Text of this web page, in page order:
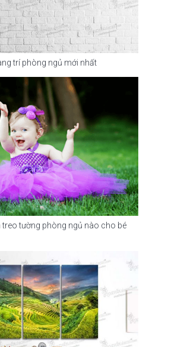
trí phòng ngủ mới nhất
treo tường phòng ngủ nào cho bé